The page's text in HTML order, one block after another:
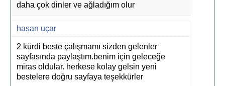
daha çok dinler ve ağladığım olur
hasan uçar
2 kürdi beste çalışmamı sizden gelenler
sayfasında paylaştım.benim için geleceğe
miras oldular. herkese kolay gelsin yeni
bestelere doğru sayfaya teşekkürler